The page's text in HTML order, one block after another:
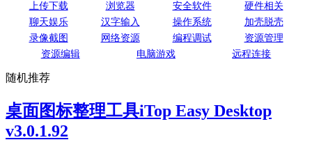
上传下载
浏览器 安全软件
硬件相关
聊天娱乐
汉字输入 操作系统
加壳脱壳
录像截图
网络资源 编程调试
资源管理
资源编辑
电脑游戏 远程连接
随机推荐
桌面图标整理工具iTop Easy Desktop
v3.0.1.92